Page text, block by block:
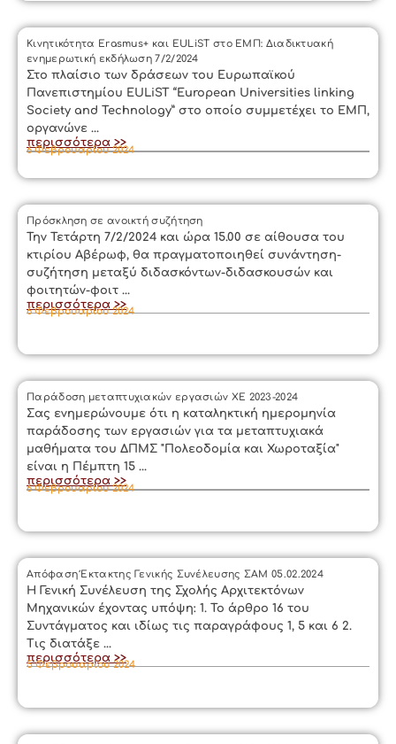
Κινητικότητα Erasmus+ και EULiST στο ΕΜΠ: Διαδικτυακή
ενημερωτική εκδήλωση 7/2/2024
Στο πλαίσιο των δράσεων του Ευρωπαϊκού
Πανεπιστημίου EULiST “European Universities linking
Society and Technology” στο οποίο συμμετέχει το ΕΜΠ,
οργανώνε ...
περισσότερα >>
6 Φεβρουαρίου 2024
Πρόσκληση σε ανοικτή συζήτηση
Την Τετάρτη 7/2/2024 και ώρα 15.00 σε αίθουσα του
κτιρίου Αβέρωφ, θα πραγματοποιηθεί συνάντηση-
συζήτηση μεταξύ διδασκόντων-διδασκουσών και
φοιτητών-φοιτ ...
περισσότερα >>
6 Φεβρουαρίου 2024
Παράδοση μεταπτυχιακών εργασιών ΧΕ 2023-2024
Σας ενημερώνουμε ότι η καταληκτική ημερομηνία
παράδοσης των εργασιών για τα μεταπτυχιακά
μαθήματα του ΔΠΜΣ "Πολεοδομία και Χωροταξία"
είναι η Πέμπτη 15 ...
περισσότερα >>
6 Φεβρουαρίου 2024
Απόφαση Έκτακτης Γενικής Συνέλευσης ΣΑΜ 05.02.2024
Η Γενική Συνέλευση της Σχολής Αρχιτεκτόνων
Μηχανικών έχοντας υπόψη: 1. Το άρθρο 16 του
Συντάγματος και ιδίως τις παραγράφους 1, 5 και 6 2.
Τις διατάξε ...
περισσότερα >>
5 Φεβρουαρίου 2024